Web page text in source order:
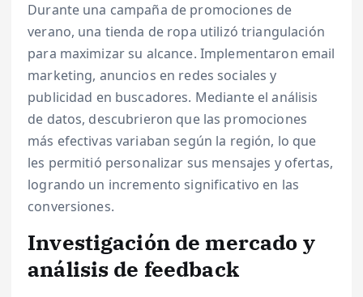
Durante una campaña de promociones de
verano, una tienda de ropa utilizó triangulación
para maximizar su alcance. Implementaron email
marketing, anuncios en redes sociales y
publicidad en buscadores. Mediante el análisis
de datos, descubrieron que las promociones
más efectivas variaban según la región, lo que
les permitió personalizar sus mensajes y ofertas,
logrando un incremento significativo en las
conversiones.
Investigación de mercado y
análisis de feedback